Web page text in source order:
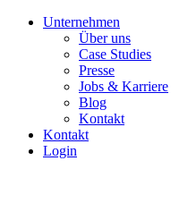
Unternehmen
Über uns
Case Studies
Presse
Jobs & Karriere
Blog
Kontakt
Kontakt
Login